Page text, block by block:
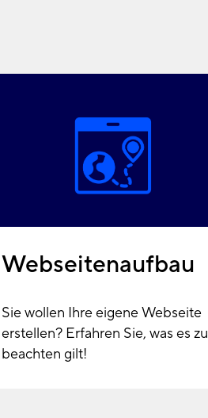
Webseitenaufbau
Sie wollen Ihre eigene Webseite
erstellen? Erfahren Sie, was es zu
beachten gilt!